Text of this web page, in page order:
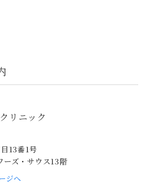
リニック
13番1号
ーズ・サウス13階
ジへ